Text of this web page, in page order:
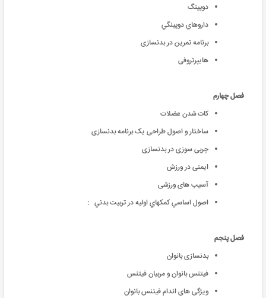
دوپینگ
داروهاي دوپينگي
برنامه تمرین در بدنسازی
هایپرتروفی
فصل چهارم
کات شدن عضلات
ساختار و اصول طراحی یک برنامه بدنسازی
چربی سوزی در بدنسازی
ایمنی در ورزش
آسیب های ورزشی
اصول اساسي كمكهاي اوليه در تربيت بدني :
فصل پنجم
بدنسازی بانوان
فیتنس بانوان و مربیان فیتنس
ویژگی های اندام فیتنس بانوان